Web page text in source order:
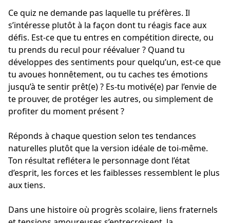
Ce quiz ne demande pas laquelle tu préfères. Il
s’intéresse plutôt à la façon dont tu réagis face aux
défis. Est-ce que tu entres en compétition directe, ou
tu prends du recul pour réévaluer ? Quand tu
développes des sentiments pour quelqu’un, est-ce que
tu avoues honnêtement, ou tu caches tes émotions
jusqu’à te sentir prêt(e) ? Es-tu motivé(e) par l’envie de
te prouver, de protéger les autres, ou simplement de
profiter du moment présent ?
Réponds à chaque question selon tes tendances
naturelles plutôt que la version idéale de toi-même.
Ton résultat reflétera le personnage dont l’état
d’esprit, les forces et les faiblesses ressemblent le plus
aux tiens.
Dans une histoire où progrès scolaire, liens fraternels